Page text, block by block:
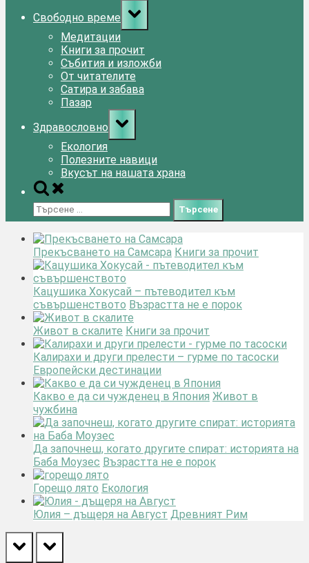
Свободно време
Toggle
sub-
menu
Медитации
Книги за прочит
Събития и изложби
От читателите
Сатира и забава
Пазар
Здравословно
Toggle
sub-
menu
Екология
Полезните навици
Вкусът на нашата храна
Toggle
search
form
Търсене
за:
Прекъсването на Самсара Книги за прочит
Кацушика Хокусай – пътеводител към
съвършенството Възрастта не е порок
Живот в скалите Книги за прочит
Калирахи и други прелести – гурме по тасоски
Европейски дестинации
Какво е да си чужденец в Япония Живот в
чужбина
Да започнеш, когато другите спират: историята на
Баба Моузес Възрастта не е порок
Горещо лято Екология
Юлия – дъщеря на Август Древният Рим
prev next